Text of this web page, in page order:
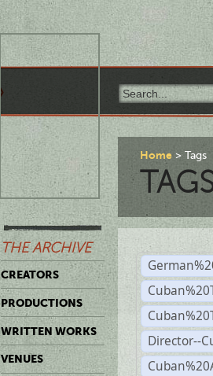
THE ARCHIVE
CREATORS
PRODUCTIONS
WRITTEN WORKS
VENUES
Home Tags
Director--